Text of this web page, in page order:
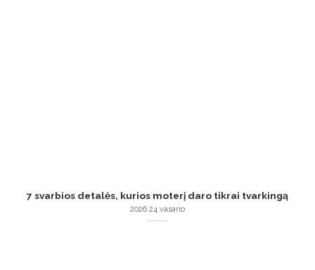
7 svarbios detalės, kurios moterį daro tikrai tvarkingą
2026 24 vasario